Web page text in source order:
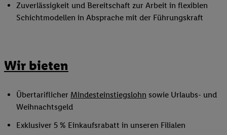
Zuverlässigkeit und Bereitschaft zur Arbeit in flexiblen
Schichtmodellen in Absprache mit der Führungskraft
Wir bieten
Übertariflicher Mindesteinstiegslohn sowie Urlaubs- und
Weihnachtsgeld
Exklusiver 5 % Einkaufsrabatt in unseren Filialen